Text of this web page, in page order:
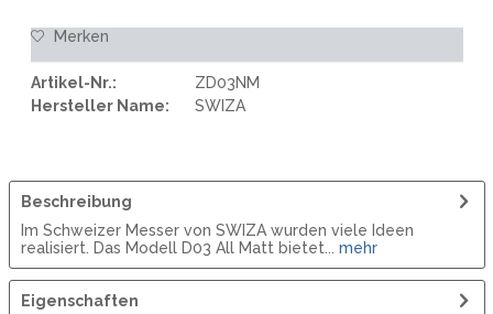
Merken
Artikel-Nr.:
ZD03NM
Hersteller Name:
SWIZA
Beschreibung
Im Schweizer Messer von SWIZA wurden viele Ideen
realisiert. Das Modell D03 All Matt bietet...
mehr
Eigenschaften